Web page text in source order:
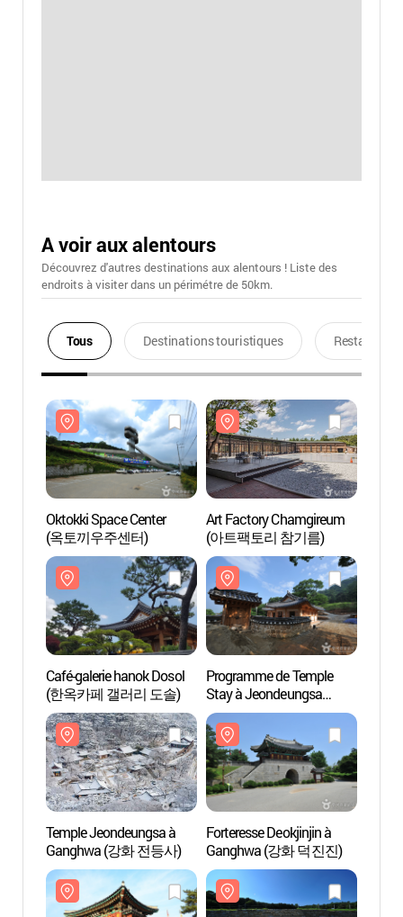
A voir aux alentours
Découvrez d'autres destinations aux alentours ! Liste des
endroits à visiter dans un périmétre de 50km.
Tous Destinations touristiques Restaurants
Oktokki Space Center
(옥토끼우주센터)
Art Factory Chamgireum
(아트팩토리 참기름)
Café-galerie hanok Dosol
(한옥카페 갤러리 도솔)
Programme de Temple
Stay à Jeondeungsa
(전등사 템플스테이)
Temple Jeondeungsa à
Ganghwa (강화 전등사)
Forteresse Deokjinjin à
Ganghwa (강화 덕진진)